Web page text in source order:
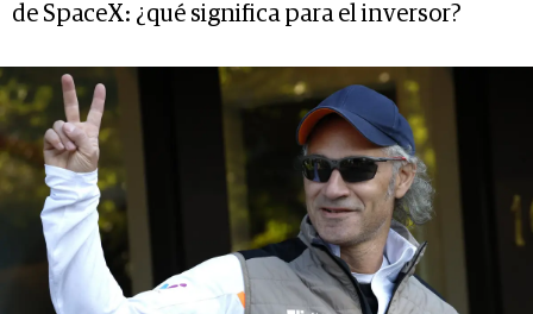
de SpaceX: ¿qué significa para el inversor?